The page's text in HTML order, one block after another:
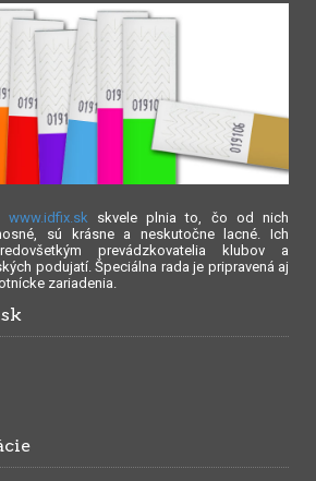
www.idfix.sk skvele plnia to, čo od nich
sú krásne a neskutočne lacné. Ich
prevádzkovatelia klubov a
podujatí. Špeciálna rada je pripravená aj
zariadenia.